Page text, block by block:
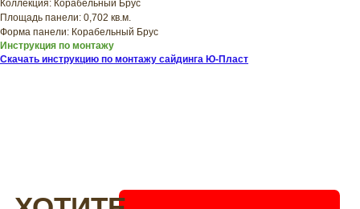
Коллекция: Корабельный Брус
Площадь панели: 0,702 кв.м.
Форма панели: Корабельный Брус
Инструкция по монтажу
Скачать инструкцию по монтажу сайдинга Ю-Пласт